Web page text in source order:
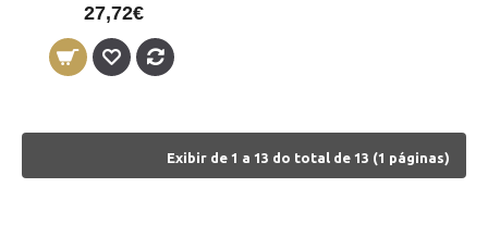
27,72€
Exibir de 1 a 13 do total de 13 (1 páginas)